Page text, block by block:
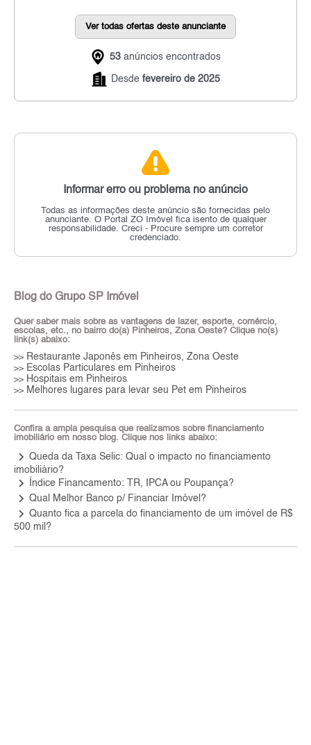
Ver todas ofertas deste anunciante
53 anúncios encontrados
Desde fevereiro de 2025
Informar erro ou problema no anúncio
Todas as informações deste anúncio são fornecidas pelo
anunciante. O Portal ZO Imóvel fica isento de qualquer
responsabilidade. Creci - Procure sempre um corretor
credenciado.
Blog do Grupo SP Imóvel
Quer saber mais sobre as vantagens de lazer, esporte, comércio,
escolas, etc., no bairro do(a) Pinheiros, Zona Oeste? Clique no(s)
link(s) abaixo:
>> Restaurante Japonês em Pinheiros, Zona Oeste
>> Escolas Particulares em Pinheiros
>> Hospitais em Pinheiros
>> Melhores lugares para levar seu Pet em Pinheiros
Confira a ampla pesquisa que realizamos sobre financiamento
imobiliário em nosso blog. Clique nos links abaixo:
keyboard_arrow_right Queda da Taxa Selic: Qual o impacto no financiamento
imobiliário?
keyboard_arrow_right Índice Financamento: TR, IPCA ou Poupança?
keyboard_arrow_right Qual Melhor Banco p/ Financiar Imóvel?
keyboard_arrow_right Quanto fica a parcela do financiamento de um imóvel de R$
500 mil?